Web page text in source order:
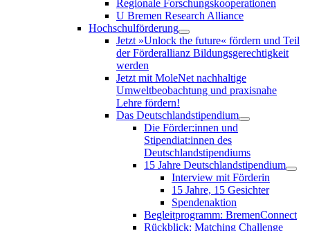
Regionale Forschungskooperationen
U Bremen Research Alliance
Hochschulförderung
Jetzt »Unlock the future« fördern und Teil
der Förderallianz Bildungsgerechtigkeit
werden
Jetzt mit MoleNet nachhaltige
Umweltbeobachtung und praxisnahe
Lehre fördern!
Das Deutschlandstipendium
Die Förder:innen und
Stipendiat:innen des
Deutschlandstipendiums
15 Jahre Deutschlandstipendium
Interview mit Förderin
15 Jahre, 15 Gesichter
Spendenaktion
Begleitprogramm: BremenConnect
Rückblick: Matching Challenge